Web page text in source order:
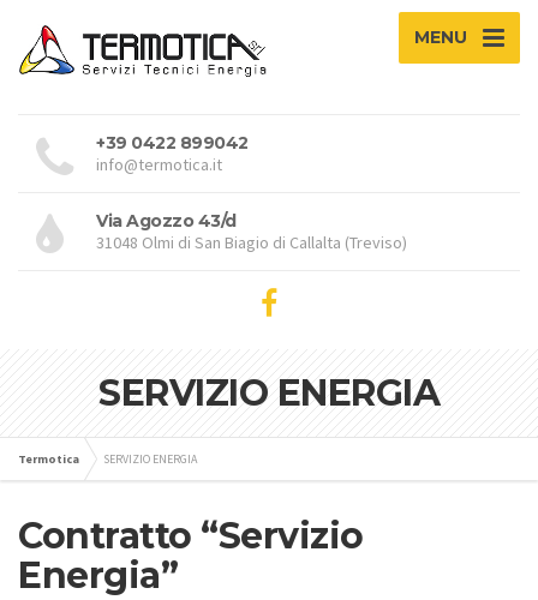
MENU
+39 0422 899042
info@termotica.it
Via Agozzo 43/d
31048 Olmi di San Biagio di Callalta (Treviso)
SERVIZIO ENERGIA
Termotica SERVIZIO ENERGIA
Contratto “Servizio
Energia”